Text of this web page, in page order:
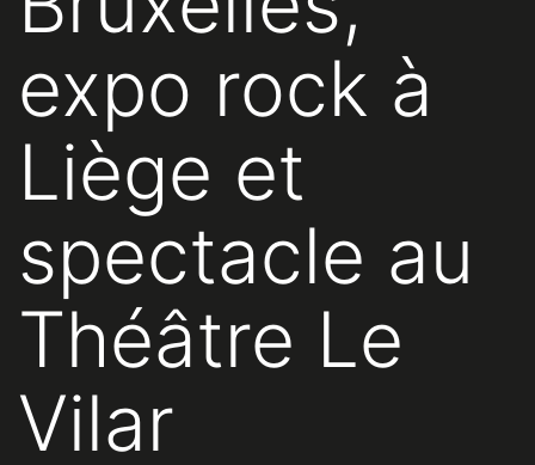
expo rock à
Liège et
spectacle au
Théâtre Le
Vilar